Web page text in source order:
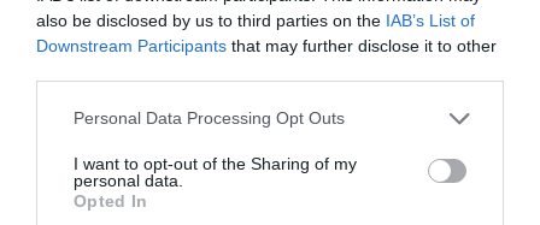
also be disclosed by us to third parties on the IAB’s List of
Downstream Participants that may further disclose it to other
Please note that this website/app uses one or more Google
not limited to your visit or usage behaviour. You may click to
grant or deny consent to Google and its third-party tags to
use your data for below specified purposes in below Google
Personal Data Processing Opt Outs
I want to opt-out of the Sharing of my
personal data.
Opted In
δέρματος που μπορεί να εντοπιστεί στο
κομμωτήριο! – Τι δείχνει νέα έρευνα